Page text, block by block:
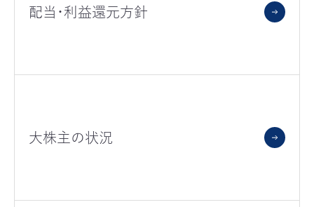
配当・利益還元方針
大株主の状況